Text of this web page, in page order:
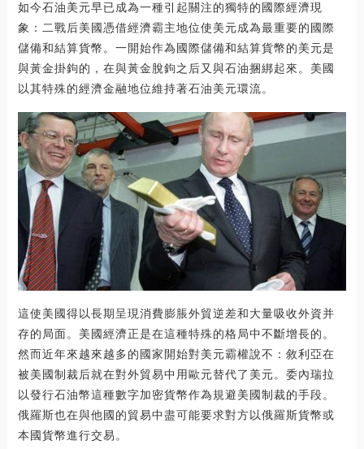
如今石油美元早已成為一種引起關注的獨特的國際經濟現
象：二戰后美國憑借經濟霸主地位使美元成為最重要的國際
儲備和結算貨幣。一開始作為國際儲備和結算貨幣的美元是
與黃金掛鉤的，在與黃金脫鉤之后又與石油捆綁起來。美國
以其特殊的經濟金融地位維持著石油美元環流。
這使美國得以長期呈現消費膨脹外貿逆差和大量吸收外資并
存的局面。美國經濟正是在這種特殊的格局中不斷增長的。
然而近年來越來越多的國家開始對美元霸權說不：敘利亞在
被美國制裁后就在對外貿易中用歐元替代了美元。委內瑞拉
以發行石油幣這種數字加密貨幣作為規避美國制裁的手段。
俄羅斯也在與他國的貿易中盡可能要求對方以俄羅斯貨幣或
本國貨幣進行交易。